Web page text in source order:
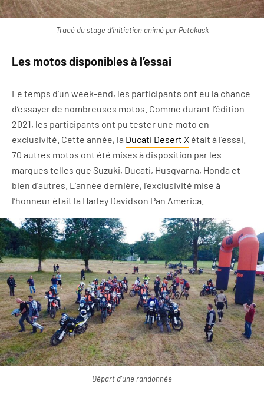
Tracé du stage d’initiation animé par Petokask
Les motos disponibles à l’essai
Le temps d’un week-end, les participants ont eu la chance
d’essayer de nombreuses motos. Comme durant l’édition
2021, les participants ont pu tester une moto en
exclusivité. Cette année, la Ducati Desert X était à l’essai.
70 autres motos ont été mises à disposition par les
marques telles que Suzuki, Ducati, Husqvarna, Honda et
bien d’autres. L’année dernière, l’exclusivité mise à
l’honneur était la Harley Davidson Pan America.
Départ d’une randonnée